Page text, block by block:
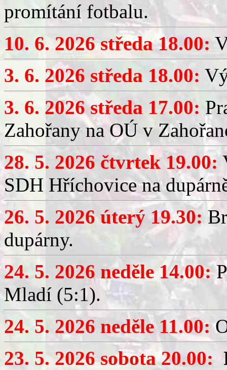
promítání fotbalu.
10. 6. 2026 středa 18.00:
3. 6. 2026 středa 18.00:
3. 6. 2026 středa 17.00:
Zahořany na OÚ v
28. 5. 2026 čtvrtek 19.00:
SDH Hříchovice na
26. 5. 2026 úterý 19.30:
dupárny.
24. 5. 2026 neděle 14.00:
Mladí (5:1).
24. 5. 2026 neděle 11.00:
23. 5. 2026 sobota 20.00: